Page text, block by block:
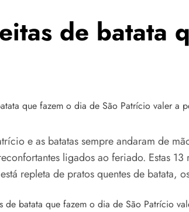
de batata
e as batatas sempre andaram de
ligados ao feriado. Estas
repleta de pratos quentes de batata,